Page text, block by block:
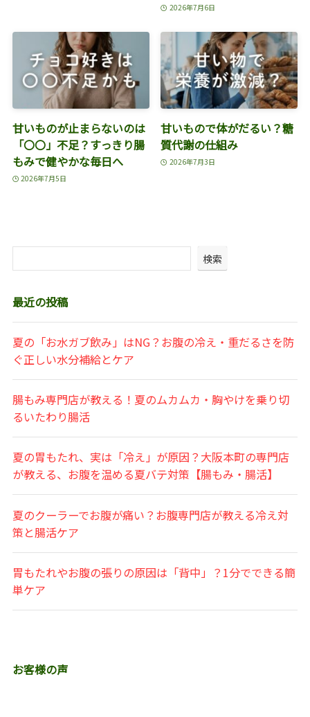
2026年7月6日
甘いものが止まらないのは
「〇〇」不足？すっきり腸
もみで健やかな毎日へ
2026年7月5日
甘いもので体がだるい？糖
質代謝の仕組み
2026年7月3日
検索
最近の投稿
夏の「お水ガブ飲み」はNG？お腹の冷え・重だるさを防
ぐ正しい水分補給とケア
腸もみ専門店が教える！夏のムカムカ・胸やけを乗り切
るいたわり腸活
夏の胃もたれ、実は「冷え」が原因？大阪本町の専門店
が教える、お腹を温める夏バテ対策【腸もみ・腸活】
夏のクーラーでお腹が痛い？お腹専門店が教える冷え対
策と腸活ケア
胃もたれやお腹の張りの原因は「背中」？1分でできる簡
単ケア
お客様の声